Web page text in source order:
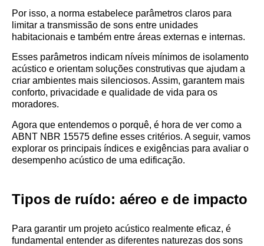
Por isso, a norma estabelece parâmetros claros para
limitar a transmissão de sons entre unidades
habitacionais e também entre áreas externas e internas.
Esses parâmetros indicam níveis mínimos de isolamento
acústico e orientam soluções construtivas que ajudam a
criar ambientes mais silenciosos. Assim, garantem mais
conforto, privacidade e qualidade de vida para os
moradores.
Agora que entendemos o porquê, é hora de ver como a
ABNT NBR 15575 define esses critérios. A seguir, vamos
explorar os principais índices e exigências para avaliar o
desempenho acústico de uma edificação.
Tipos de ruído: aéreo e de impacto
Para garantir um projeto acústico realmente eficaz, é
fundamental entender as diferentes naturezas dos sons